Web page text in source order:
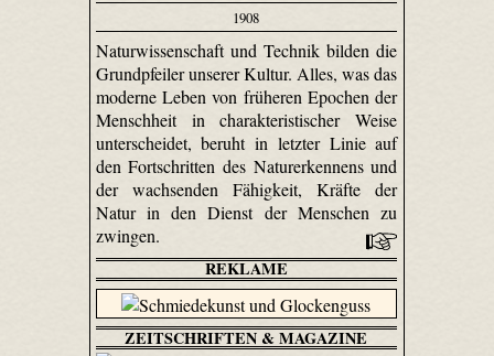
1908
Naturwissenschaft und Technik bilden die
Grundpfeiler unserer Kultur. Alles, was das
moderne Leben von früheren Epochen der
Menschheit in charakteristischer Weise
unterscheidet, beruht in letzter Linie auf
den Fortschritten des Naturerkennens und
der wachsenden Fähigkeit, Kräfte der
Natur in den Dienst der Menschen zu
zwingen.
REKLAME
ZEITSCHRIFTEN & MAGAZINE